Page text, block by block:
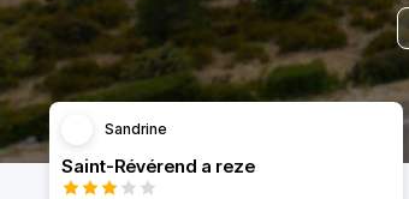
Sandrine
Saint-Révérend a reze